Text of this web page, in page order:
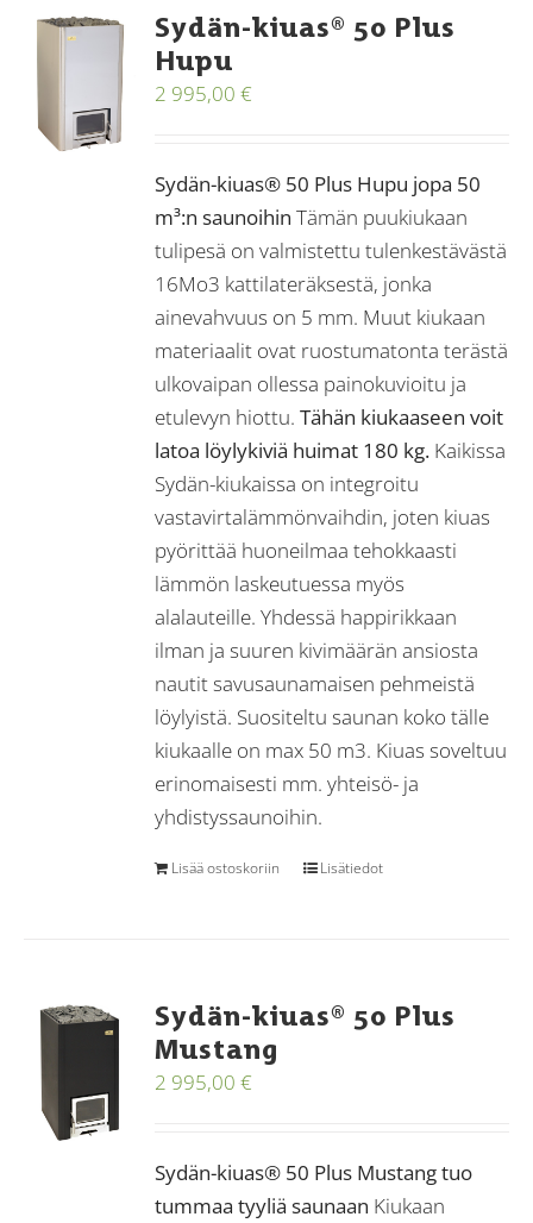
Sydän-kiuas® 50 Plus
Hupu
2 995,00€
Sydän-kiuas® 50 Plus Hupu jopa 50
m³:n saunoihin Tämän puukiukaan
tulipesä on valmistettu tulenkestävästä
16Mo3 kattilateräksestä, jonka
ainevahvuus on 5 mm. Muut kiukaan
materiaalit ovat ruostumatonta terästä
ulkovaipan ollessa painokuvioitu ja
etulevyn hiottu.Tähän kiukaaseen voit
latoa löylykiviä huimat 180 kg. Kaikissa
Sydän-kiukaissa on integroitu
vastavirtalämmönvaihdin, joten kiuas
pyörittää huoneilmaa tehokkaasti
lämmön laskeutuessa myös
alalauteille. Yhdessä happirikkaan
ilman ja suuren kivimäärän ansiosta
nautit savusaunamaisen pehmeistä
löylyistä. Suositeltu saunan koko tälle
kiukaalle on max 50 m3. Kiuas soveltuu
erinomaisesti mm. yhteisö- ja
yhdistyssaunoihin.
Lisää ostoskoriin Lisätiedot
Sydän-kiuas® 50 Plus
Mustang
2 995,00€
Sydän-kiuas® 50 Plus Mustang tuo
tummaa tyyliä saunaan Kiukaan